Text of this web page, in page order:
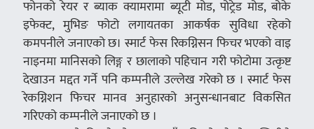
फोनको रेयर र ब्याक क्यामरामा ब्यूटी मोड, पोट्रेड मोड, बोके
इफेक्ट, मुभिङ फोटो लगायतका आकर्षक सुविधा रहेको
कमपनीले जनाएको छ। स्मार्ट फेस रिकग्निसन फिचर भएको वाइ
नाइनमा मानिसको लिङ्ग र छालाको पहिचान गरी फोटोमा उत्कृष्ट
देखाउन मद्दत गर्ने पनि कम्पनीले उल्लेख गरेको छ । स्मार्ट फेस
रेकग्निशन फिचर मानव अनुहारको अनुसन्धानबाट विकसित
गरिएको कम्पनीले जनाएको छ ।